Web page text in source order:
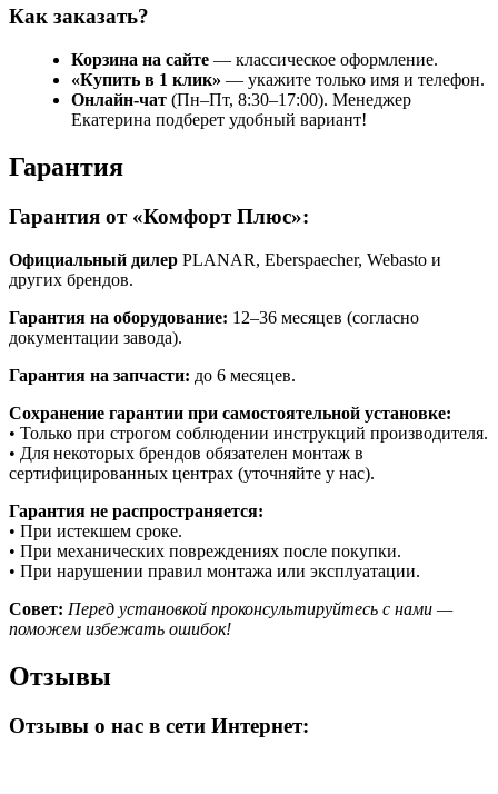
Как заказать?
Корзина на сайте — классическое оформление.
«Купить в 1 клик» — укажите только имя и телефон.
Онлайн-чат (Пн–Пт, 8:30–17:00). Менеджер
Екатерина подберет удобный вариант!
Гарантия
Гарантия от «Комфорт Плюс»:
Официальный дилер PLANAR, Eberspaecher, Webasto и
других брендов.
Гарантия на оборудование: 12–36 месяцев (согласно
документации завода).
Гарантия на запчасти: до 6 месяцев.
Сохранение гарантии при самостоятельной установке:
• Только при строгом соблюдении инструкций производителя.
• Для некоторых брендов обязателен монтаж в
сертифицированных центрах (уточняйте у нас).
Гарантия не распространяется:
• При истекшем сроке.
• При механических повреждениях после покупки.
• При нарушении правил монтажа или эксплуатации.
Совет: Перед установкой проконсультируйтесь с нами —
поможем избежать ошибок!
Отзывы
Отзывы о нас в сети Интернет​: